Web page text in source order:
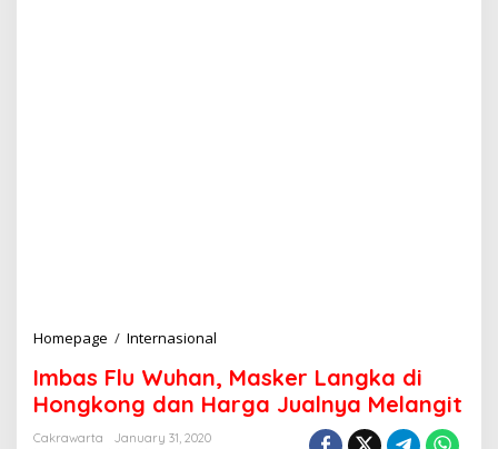
Homepage / Internasional
b
a
s
Imbas Flu Wuhan, Masker Langka di
Hongkong dan Harga Jualnya Melangit
Cakrawarta
January 31, 2020